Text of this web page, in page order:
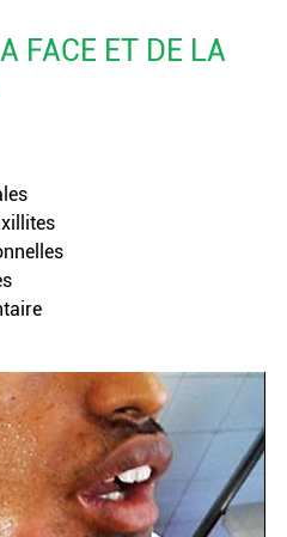
FACE ET DE LA